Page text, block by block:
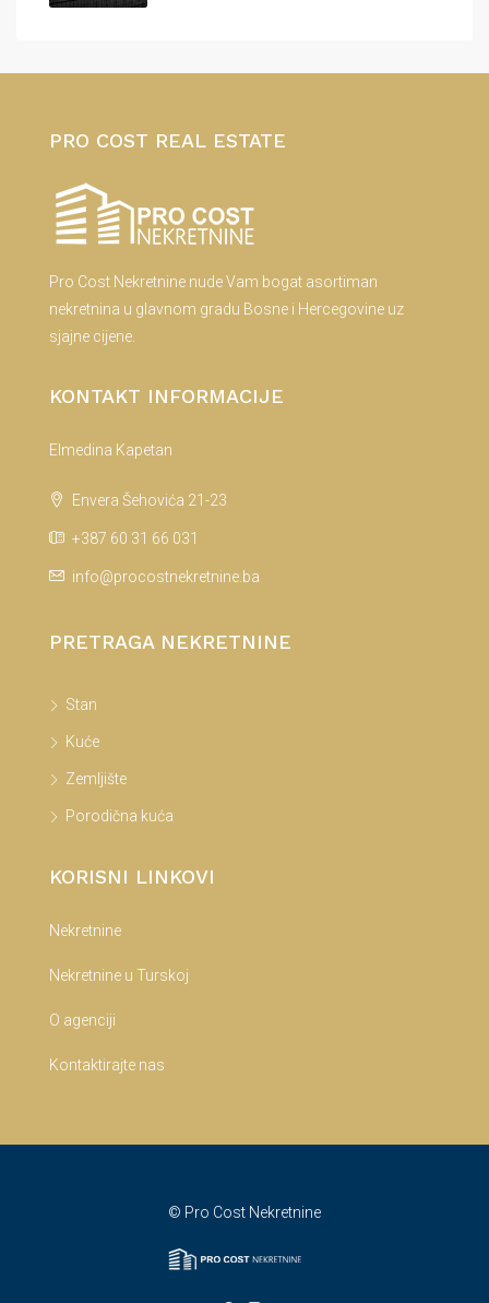
PRO COST REAL ESTATE
Pro Cost Nekretnine nude Vam bogat asortiman
nekretnina u glavnom gradu Bosne i Hercegovine uz
sjajne cijene.
KONTAKT INFORMACIJE
Elmedina Kapetan
Envera Šehovića 21-23
+387 60 31 66 031
info@procostnekretnine.ba
PRETRAGA NEKRETNINE
Stan
Kuće
Zemljište
Porodična kuća
KORISNI LINKOVI
Nekretnine
Nekretnine u Turskoj
O agenciji
Kontaktirajte nas
© Pro Cost Nekretnine